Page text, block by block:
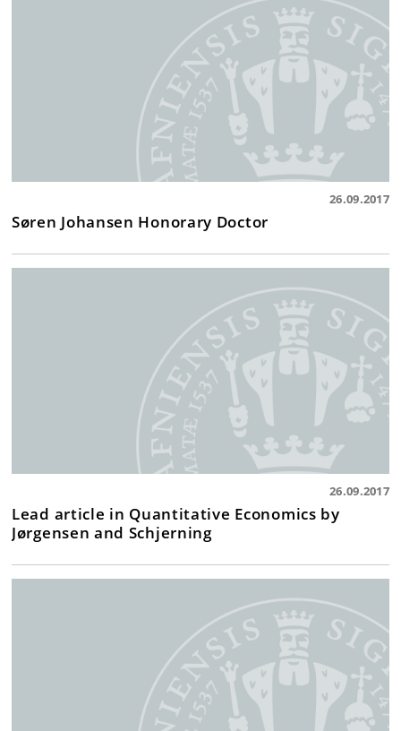
26.09.2017
Søren Johansen Honorary Doctor
26.09.2017
Lead article in Quantitative Economics by
Jørgensen and Schjerning